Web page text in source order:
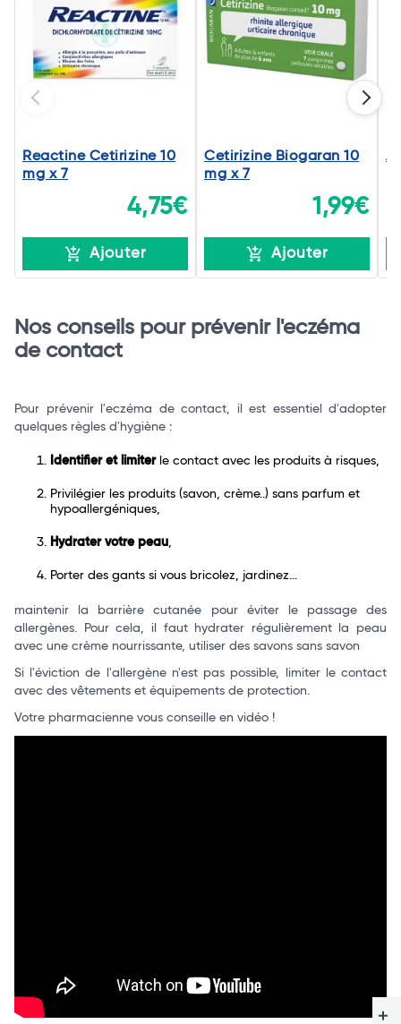
+
Reactine Cetirizine 10
mg x 7
4,75€
Ajouter
Cetirizine Biogaran 10
mg x 7
1,99€
Ajouter
Nos conseils pour prévenir l'eczéma
de contact
Pour prévenir l'eczéma de contact, il est essentiel d'adopter
quelques règles d'hygiène :
Identifier et limiterle contact avec les produits à risques,
Privilégier les produits (savon, crème..) sans parfum et
hypoallergéniques,
Hydrater votre peau,
Porter des gants si vous bricolez, jardinez...
maintenir la barrière cutanée pour éviter le passage des
allergènes. Pour cela, il faut hydrater régulièrement la peau
avec une crème nourrissante, utiliser des savons sans savon
Si l'éviction de l'allergène n'est pas possible, limiter le contact
avec des vêtements et équipements de protection.
Votre pharmacienne vous conseille en vidéo !